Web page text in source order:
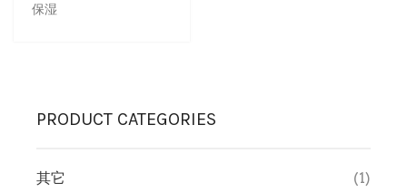
保湿
PRODUCT CATEGORIES
其它 (1)